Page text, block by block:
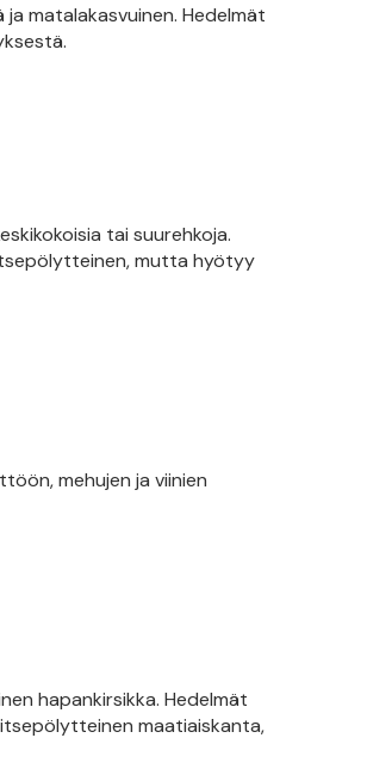
matalakasvuinen. Hedelmät
tai suurehkoja.
mutta hyötyy
mehujen ja viinien
hapankirsikka. Hedelmät
maatiaiskanta,